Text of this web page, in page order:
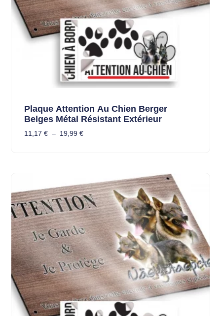
Plaque Attention Au Chien Berger
Belges Métal Résistant Extérieur
11,17 € – 19,99 €